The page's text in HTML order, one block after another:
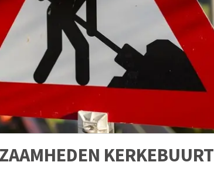
KERKEBUURT